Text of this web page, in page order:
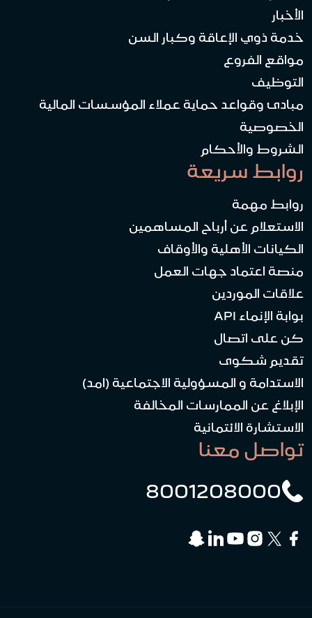
الأخبار
خدمة ذوي الإعاقة وكبار السن
مواقع الفروع
التوظيف
مبادئ وقواعد حماية عملاء المؤسسات المالية
الخصوصية
الشروط والأحكام
روابط سريعة
روابط مهمة
الاستعلام عن أرباح المساهمين
الكيانات الأهلية والأوقاف
منصة اعتماد جهات العمل
علاقات الموردين
بوابة الإنماء API
كن على اتصال
تقديم شكوى
الاستدامة و المسؤولية الاجتماعية (امد)
الإبلاغ عن الممارسات المخالفة
الاستشارة الائتمانية
تواصل معنا
8001208000